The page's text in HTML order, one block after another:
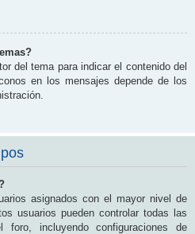
del tema para indicar el contenido del
en los mensajes depende de los
asignados con el mayor nivel de
usuarios pueden controlar todas las
foro, incluyendo configuraciones de